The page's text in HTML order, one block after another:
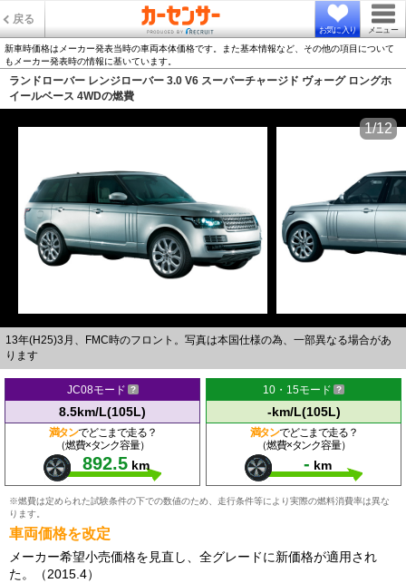
戻る
お気に入り メニュー
新車時価格はメーカー発表当時の車両本体価格です。また基本情報など、その他の項目について
もメーカー発表時の情報に基いています。
ランドローバー レンジローバー 3.0 V6 スーパーチャージド ヴォーグ ロングホ
イールベース 4WDの燃費
13年(H25)3月、FMC時のフロント。写真は本国仕様の為、一部異なる場合があ
ります
1/12
JC08モード
8.5km/L(105L)
満タンでどこまで走る？
（燃費×タンク容量）
892.5 km
10・15モード
-km/L(105L)
満タンでどこまで走る？
（燃費×タンク容量）
- km
※燃費は定められた試験条件の下での数値のため、走行条件等により実際の燃料消費率は異な
ります。
車両価格を改定
メーカー希望小売価格を見直し、全グレードに新価格が適用され
た。（2015.4）